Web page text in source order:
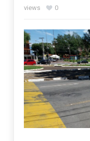
views
0